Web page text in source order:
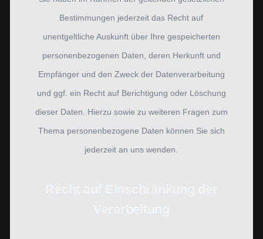
Bestimmungen jederzeit das Recht auf
unentgeltliche Auskunft über Ihre gespeicherten
personenbezogenen Daten, deren Herkunft und
Empfänger und den Zweck der Datenverarbeitung
und ggf. ein Recht auf Berichtigung oder Löschung
dieser Daten. Hierzu sowie zu weiteren Fragen zum
Thema personenbezogene Daten können Sie sich
jederzeit an uns wenden.